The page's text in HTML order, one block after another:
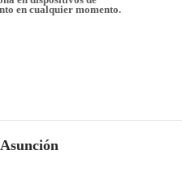
en cualquier momento.